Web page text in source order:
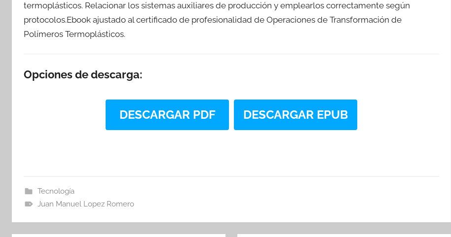
termoplásticos. Relacionar los sistemas auxiliares de producción y emplearlos correctamente según
protocolos.Ebook ajustado al certificado de profesionalidad de Operaciones de Transformación de
Polímeros Termoplásticos.
Opciones de descarga:
DESCARGAR PDF DESCARGAR EPUB
Tecnología
Juan Manuel Lopez Romero